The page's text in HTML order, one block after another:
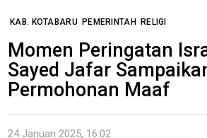
KAB. KOTABARU PEMERINTAH RELIGI
Momen Peringatan
Sayed Jafar
Permohonan Maaf
24 Januari 2025, 16:02